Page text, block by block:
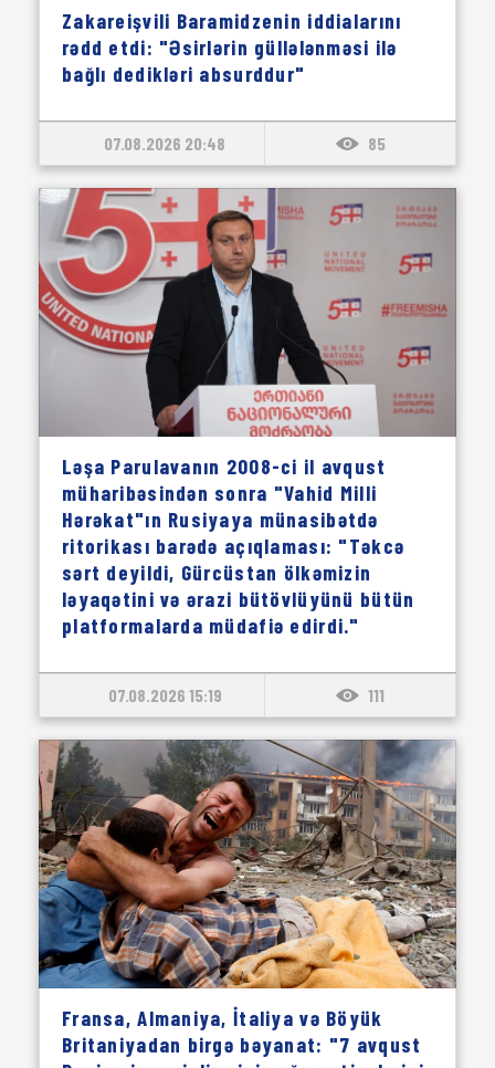
Zakareişvili Baramidzenin iddialarını
rədd etdi: "Əsirlərin güllələnməsi ilə
bağlı dedikləri absurddur"
07.08.2026 20:48 85
Ləşa Parulavanın 2008-ci il avqust
müharibəsindən sonra "Vahid Milli
Hərəkat"ın Rusiyaya münasibətdə
ritorikası barədə açıqlaması: "Təkcə
sərt deyildi, Gürcüstan ölkəmizin
ləyaqətini və ərazi bütövlüyünü bütün
platformalarda müdafiə edirdi."
07.08.2026 15:19 111
Fransa, Almaniya, İtaliya və Böyük
Britaniyadan birgə bəyanat: "7 avqust